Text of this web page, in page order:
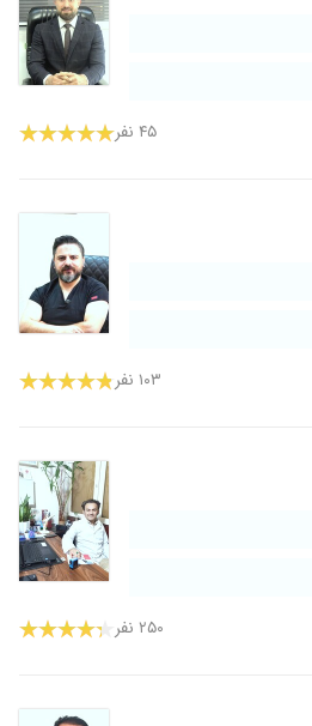
۴۵ نفر
۱۰۳ نفر
۲۵۰ نفر